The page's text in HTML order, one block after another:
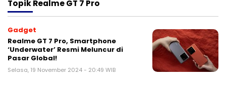
TopikRealme GT 7 Pro
Gadget
Realme GT 7 Pro, Smartphone
‘Underwater’ Resmi Meluncur di
Pasar Global!
Selasa, 19 November 2024 - 20:49 WIB